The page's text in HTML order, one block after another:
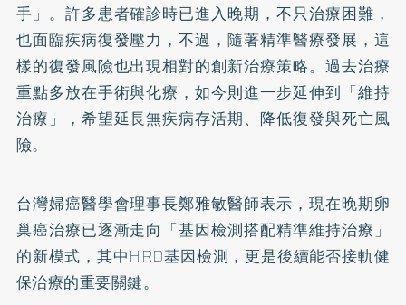
手」。許多患者確診時已進入晚期，不只治療困難，
也面臨疾病復發壓力，不過，隨著精準醫療發展，這
樣的復發風險也出現相對的創新治療策略。過去治療
重點多放在手術與化療，如今則進一步延伸到「維持
治療」，希望延長無疾病存活期、降低復發與死亡風
險。
台灣婦癌醫學會理事長鄭雅敏醫師表示，現在晚期卵
巢癌治療已逐漸走向「基因檢測搭配精準維持治療」
的新模式，其中HRD基因檢測，更是後續能否接軌健
保治療的重要關鍵。